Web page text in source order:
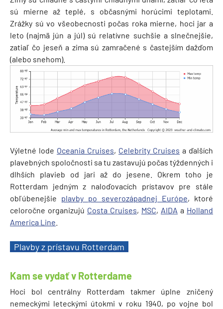
sú mierne až teplé, s občasnými horúcimi teplotami.
Zrážky sú vo všeobecnosti počas roka mierne, hoci jar a
leto (najmä jún a júl) sú relatívne suchšie a slnečnejšie,
zatiaľ čo jeseň a zima sú zamračené s častejším dažďom
(alebo snehom).
Výletné lode Oceania Cruises, Celebrity Cruises a ďalších
plavebných spoločnosti sa tu zastavujú počas týždenných i
dlhších plavieb od jari až do jesene. Okrem toho je
Rotterdam jedným z naloďovacích prístavov pre stále
obľúbenejšie plavby po severozápadnej Európe, ktoré
celoročne organizujú Costa Cruises, MSC, AIDA a Holland
America Line
Plavby z prístavu Rotterdam
Kam se vydať v Rotterdame
Hoci bol centrálny Rotterdam takmer úplne zničený
nemeckými leteckými útokmi v roku 1940, po vojne bol